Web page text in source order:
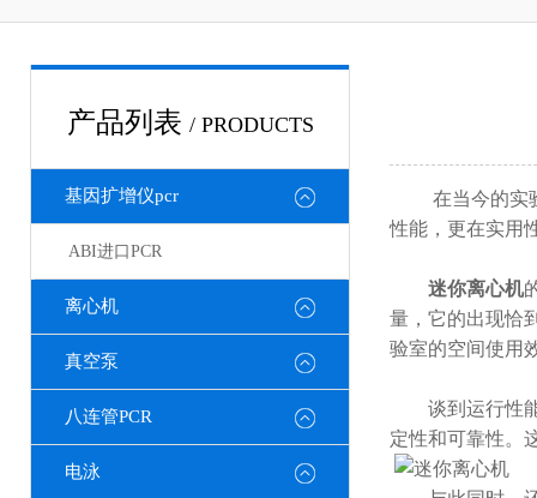
产品列表 / PRODUCTS
基因扩增仪pcr
ABI进口PCR
离心机
真空泵
八连管PCR
电泳
在当今的实
性能，更在实用
迷你离心机
量，它的出现恰
验室的空间使用
谈到运行性能
定性和可靠性。